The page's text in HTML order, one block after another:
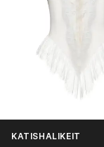
KATISHALIKEIT